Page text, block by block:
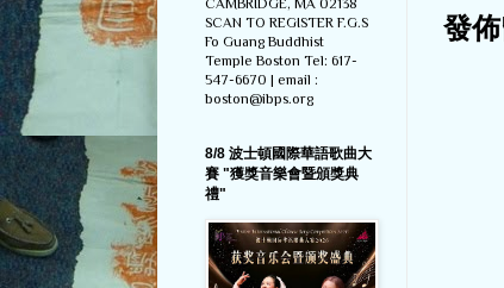
發
CAMBRIDGE, MA 02138
SCAN TO REGISTER F.G.S
Fo Guang Buddhist
Temple Boston Tel: 617-
547-6670 | email :
boston@ibps.org
8/8 波士頓國際華語歌曲大
賽 "獲獎音樂會暨頒獎典
禮"